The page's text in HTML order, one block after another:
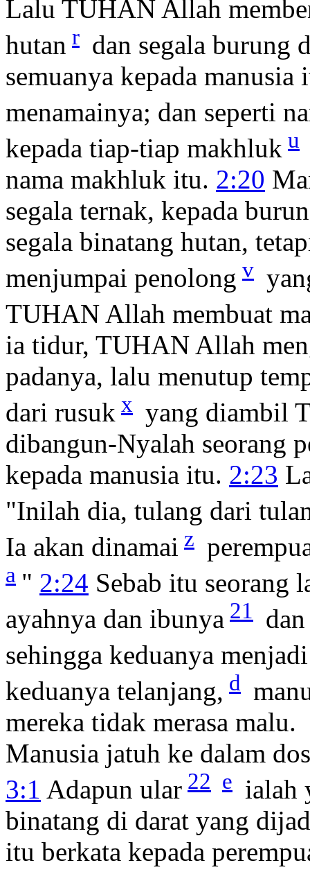
Lalu TUHAN Allah
hutan r dan segala burung
semuanya kepada
menamainya; dan seperti
kepada tiap-tiap makhluk u
nama makhluk itu. 2:20
segala ternak, kepada
segala binatang hutan,
menjumpai penolong v
TUHAN Allah membuat
ia tidur, TUHAN Allah
padanya, lalu menutup
dari rusuk x yang diambil
dibangun-Nyalah seorang
kepada manusia itu. 2:23
"Inilah dia, tulang dari
Ia akan dinamai z
a " 2:24 Sebab itu seorang
ayahnya dan ibunya 21
sehingga keduanya
keduanya telanjang, d
mereka tidak merasa malu.
Manusia jatuh ke dalam
3:1 Adapun ular 22 e ialah
binatang di darat yang
itu berkata kepada